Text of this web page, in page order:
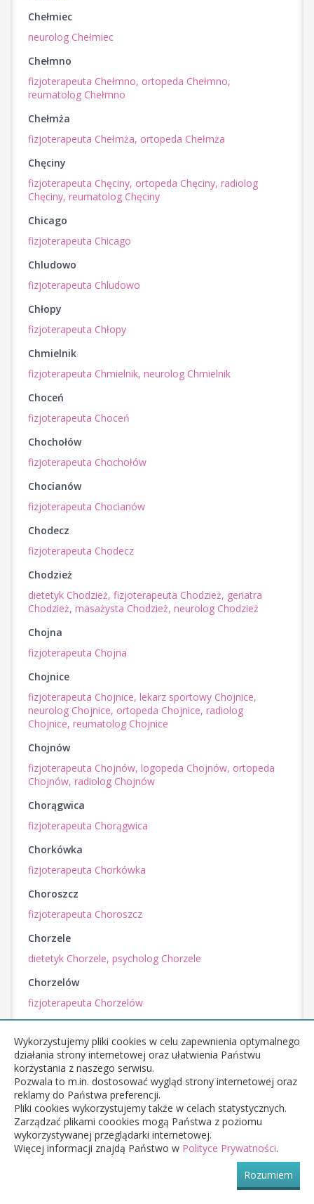
Chełmiec
neurolog Chełmiec
Chełmno
fizjoterapeuta Chełmno, ortopeda Chełmno,
reumatolog Chełmno
Chełmża
fizjoterapeuta Chełmża, ortopeda Chełmża
Chęciny
fizjoterapeuta Chęciny, ortopeda Chęciny, radiolog
Chęciny, reumatolog Chęciny
Chicago
fizjoterapeuta Chicago
Chludowo
fizjoterapeuta Chludowo
Chłopy
fizjoterapeuta Chłopy
Chmielnik
fizjoterapeuta Chmielnik, neurolog Chmielnik
Choceń
fizjoterapeuta Choceń
Chochołów
fizjoterapeuta Chochołów
Chocianów
fizjoterapeuta Chocianów
Chodecz
fizjoterapeuta Chodecz
Chodzież
dietetyk Chodzież, fizjoterapeuta Chodzież, geriatra
Chodzież, masażysta Chodzież, neurolog Chodzież
Chojna
fizjoterapeuta Chojna
Chojnice
fizjoterapeuta Chojnice, lekarz sportowy Chojnice,
neurolog Chojnice, ortopeda Chojnice, radiolog
Chojnice, reumatolog Chojnice
Chojnów
fizjoterapeuta Chojnów, logopeda Chojnów, ortopeda
Chojnów, radiolog Chojnów
Chorągwica
fizjoterapeuta Chorągwica
Chorkówka
fizjoterapeuta Chorkówka
Choroszcz
fizjoterapeuta Choroszcz
Chorzele
dietetyk Chorzele, psycholog Chorzele
Chorzelów
fizjoterapeuta Chorzelów
dietetyk Chorzów,fizjoterapeuta Chorzów,geriatra
Chorzów,lekarz rehabilitacji medycznej Chorzów,lekarz
sportowy Chorzów,logopeda Chorzów,
Chorzów,neurolog Chorzów,ortopeda Chorzów,
radiolog Chorzów,reumatolog Chorzów,
medycyny naturalnej Chorzów
Choszczno
fizjoterapeuta Choszczno,
ortopeda Choszczno,
Wykorzystujemy pliki cookies w celu zapewnienia optymalnego
działania strony internetowej oraz ułatwienia Państwu
korzystania z naszego serwisu.
Pozwala to m.in. dostosować wygląd strony internetowej oraz
reklamy do Państwa preferencji.
Pliki cookies wykorzystujemy także w celach statystycznych.
Zarządzać plikami coookies mogą Państwa z poziomu
wykorzystywanej przeglądarki internetowej.
Więcej informacji znajdą Państwo w Polityce Prywatności.
Rozumiem